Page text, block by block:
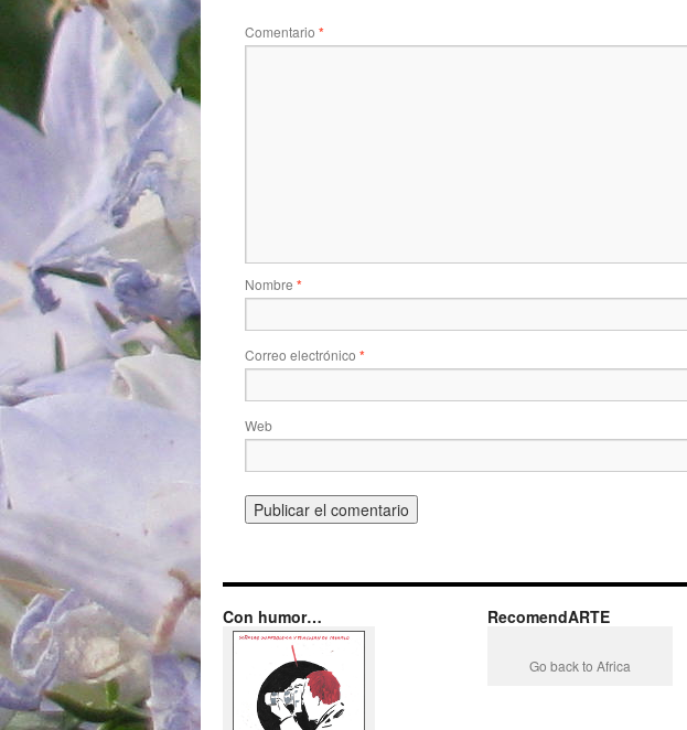
Comentario *
Nombre *
Correo electrónico *
Web
Con humor… RecomendARTE
Go back to Africa